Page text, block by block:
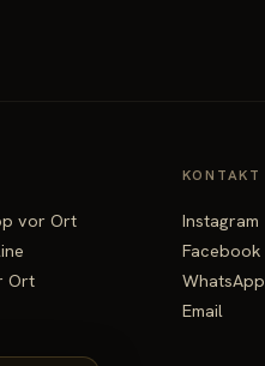
vor Ort
Ort
KONTAKT
Instagram
Facebook
WhatsApp
Email